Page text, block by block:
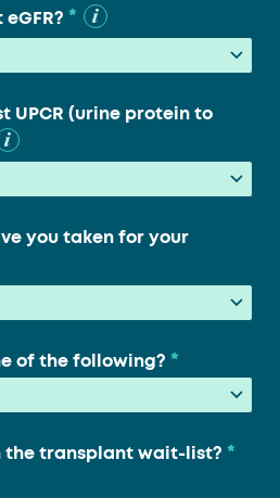
*
UPCR (urine protein to
you taken for your
of the following? *
the transplant wait-list? *